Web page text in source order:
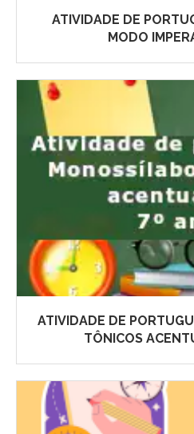
ATIVIDADE DE
MODO
ATIVIDADE DE
TÔNICOS